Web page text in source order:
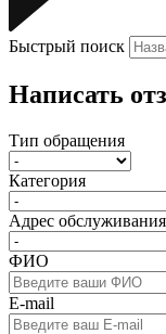
Быстрый поиск
Написать
Тип обращения
Категория
Адрес обслуживания
ФИО
E-mail